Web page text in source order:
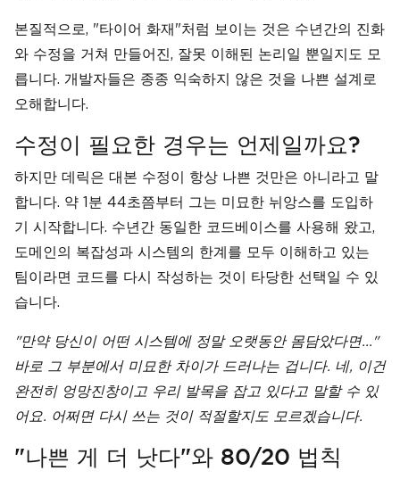
본질적으로, "타이어 화재"처럼 보이는 것은 수년간의 진화
와 수정을 거쳐 만들어진, 잘못 이해된 논리일 뿐일지도 모
릅니다. 개발자들은 종종 익숙하지 않은 것을 나쁜 설계로
오해합니다.
수정이 필요한 경우는 언제일까요?
하지만 데릭은 대본 수정이 항상 나쁜 것만은 아니라고 말
합니다. 약 1분 44초쯤부터 그는 미묘한 뉘앙스를 도입하
기 시작합니다. 수년간 동일한 코드베이스를 사용해 왔고,
도메인의 복잡성과 시스템의 한계를 모두 이해하고 있는
팀이라면 코드를 다시 작성하는 것이 타당한 선택일 수 있
습니다.
"만약 당신이 어떤 시스템에 정말 오랫동안 몸담았다면..."
바로 그 부분에서 미묘한 차이가 드러나는 겁니다. 네, 이건
완전히 엉망진창이고 우리 발목을 잡고 있다고 말할 수 있
어요. 어쩌면 다시 쓰는 것이 적절할지도 모르겠습니다.
"나쁜 게 더 낫다"와 80/20 법칙